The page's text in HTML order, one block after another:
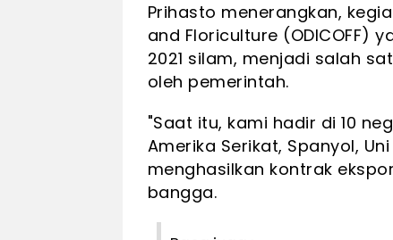
Prihasto menerangkan,
and Floriculture (ODICOFF)
2021 silam, menjadi salah
oleh pemerintah.
"Saat itu, kami hadir di 10
Amerika Serikat, Spanyol,
menghasilkan kontrak
bangga.